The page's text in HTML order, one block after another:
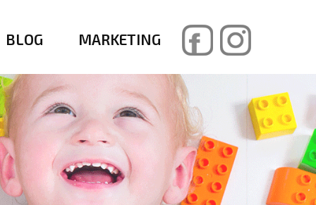
BLOG MARKETING